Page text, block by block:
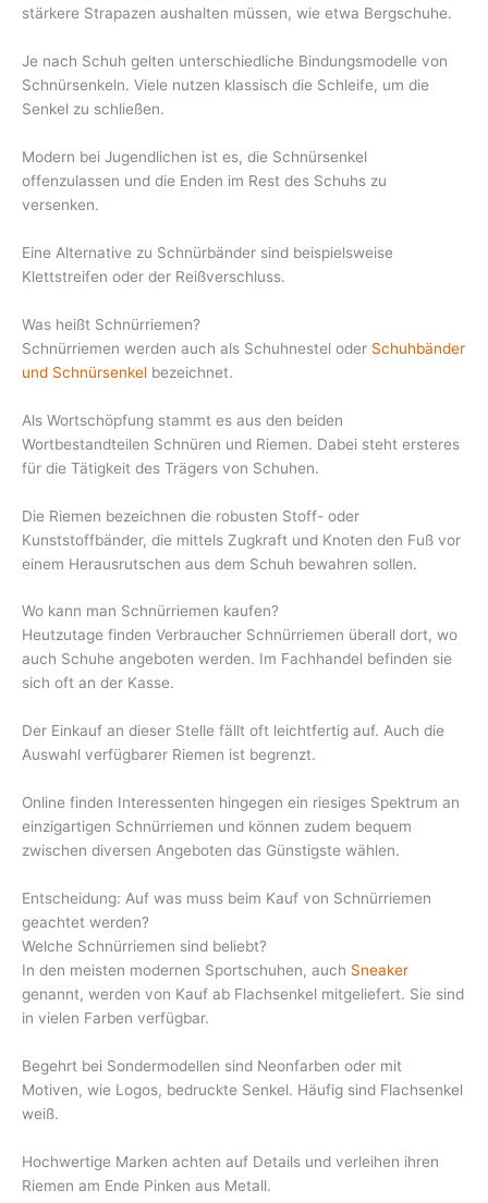
stärkere Strapazen aushalten müssen, wie etwa Bergschuhe.
Je nach Schuh gelten unterschiedliche Bindungsmodelle von
Schnürsenkeln. Viele nutzen klassisch die Schleife, um die
Senkel zu schließen.
Modern bei Jugendlichen ist es, die Schnürsenkel
offenzulassen und die Enden im Rest des Schuhs zu
versenken.
Eine Alternative zu Schnürbänder sind beispielsweise
Klettstreifen oder der Reißverschluss.
Was heißt Schnürriemen?
Schnürriemen werden auch als Schuhnestel oder Schuhbänder
und Schnürsenkel bezeichnet.
Als Wortschöpfung stammt es aus den beiden
Wortbestandteilen Schnüren und Riemen. Dabei steht ersteres
für die Tätigkeit des Trägers von Schuhen.
Die Riemen bezeichnen die robusten Stoff- oder
Kunststoffbänder, die mittels Zugkraft und Knoten den Fuß vor
einem Herausrutschen aus dem Schuh bewahren sollen.
Wo kann man Schnürriemen kaufen?
Heutzutage finden Verbraucher Schnürriemen überall dort, wo
auch Schuhe angeboten werden. Im Fachhandel befinden sie
sich oft an der Kasse.
Der Einkauf an dieser Stelle fällt oft leichtfertig auf. Auch die
Auswahl verfügbarer Riemen ist begrenzt.
Online finden Interessenten hingegen ein riesiges Spektrum an
einzigartigen Schnürriemen und können zudem bequem
zwischen diversen Angeboten das Günstigste wählen.
Entscheidung: Auf was muss beim Kauf von Schnürriemen
geachtet werden?
Welche Schnürriemen sind beliebt?
In den meisten modernen Sportschuhen, auch Sneaker
genannt, werden von Kauf ab Flachsenkel mitgeliefert. Sie sind
in vielen Farben verfügbar.
Begehrt bei Sondermodellen sind Neonfarben oder mit
Motiven, wie Logos, bedruckte Senkel. Häufig sind Flachsenkel
weiß.
Hochwertige Marken achten auf Details und verleihen ihren
Riemen am Ende Pinken aus Metall.